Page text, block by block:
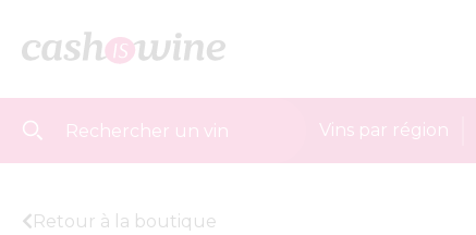
Vins par région
Retour à la boutique